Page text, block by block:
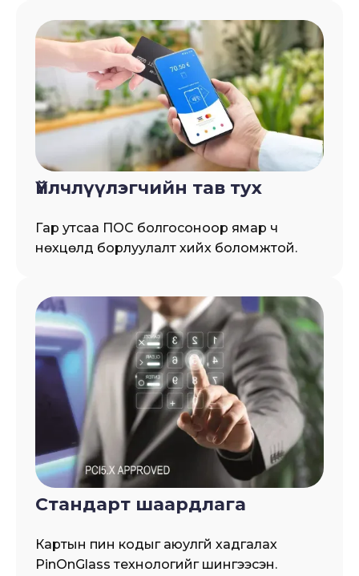
Үйлчлүүлэгчийн тав тух
Гар утсаа ПОС болгосоноор ямар ч
нөхцөлд борлуулалт хийх боломжтой.
Стандарт шаардлага
Картын пин кодыг аюулгүй хадгалах
PinOnGlass технологийг шингээсэн.